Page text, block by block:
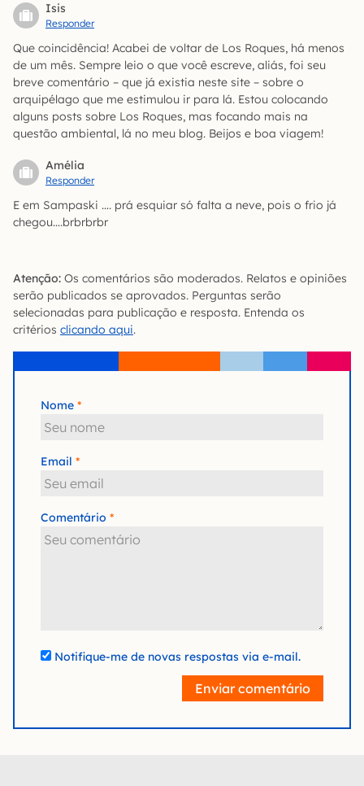
Isis
Responder
Que coincidência! Acabei de voltar de Los Roques, há menos
de um mês. Sempre leio o que você escreve, aliás, foi seu
breve comentário – que já existia neste site – sobre o
arquipélago que me estimulou ir para lá. Estou colocando
alguns posts sobre Los Roques, mas focando mais na
questão ambiental, lá no meu blog. Beijos e boa viagem!
Amélia
Responder
E em Sampaski …. prá esquiar só falta a neve, pois o frio já
chegou….brbrbrbr
Atenção: Os comentários são moderados. Relatos e opiniões
serão publicados se aprovados. Perguntas serão
selecionadas para publicação e resposta. Entenda os
critérios clicando aqui.
Nome
Email
Comentário
Notifique-me de novas respostas via e-mail.
Enviar comentário